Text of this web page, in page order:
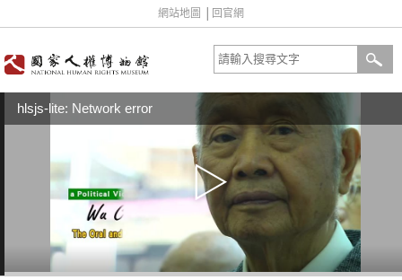
網站地圖 回官網
hlsjs-lite: Network error